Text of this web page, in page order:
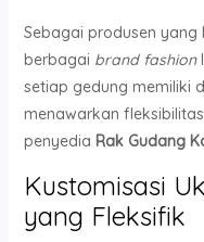
Sebagai produsen
berbagai brand fashion
setiap gedung memiliki
menawarkan
penyedia Rak Gudang
Kustomisasi
yang Fleksifik